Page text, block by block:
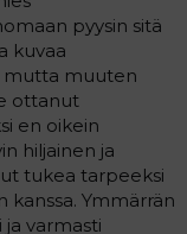
pyysin sitä
kuvaa
mutta muuten
ottanut
en oikein
hiljainen ja
tukea tarpeeksi
Ymmärrän
varmasti